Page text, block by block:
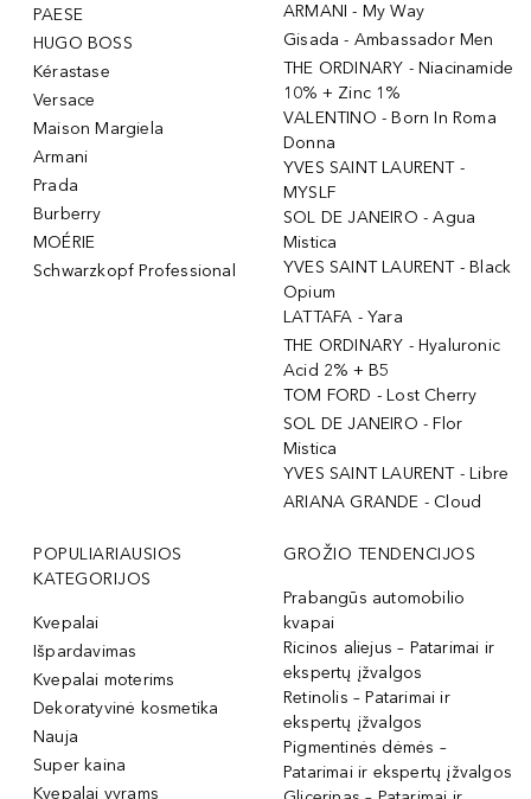
PAESE
HUGO BOSS
Kérastase
Versace
Maison Margiela
Armani
Prada
Burberry
MOÉRIE
Schwarzkopf Professional
ARMANI - My Way
Gisada - Ambassador Men
THE ORDINARY - Niacinamide
10% + Zinc 1%
VALENTINO - Born In Roma
Donna
YVES SAINT LAURENT -
MYSLF
SOL DE JANEIRO - Agua
Mistica
YVES SAINT LAURENT - Black
Opium
LATTAFA - Yara
THE ORDINARY - Hyaluronic
Acid 2% + B5
TOM FORD - Lost Cherry
SOL DE JANEIRO - Flor
Mistica
YVES SAINT LAURENT - Libre
ARIANA GRANDE - Cloud
POPULIARIAUSIOS
KATEGORIJOS
Kvepalai
Išpardavimas
Kvepalai moterims
Dekoratyvinė kosmetika
Nauja
Super kaina
Kvepalai vyrams
GROŽIO TENDENCIJOS
Prabangūs automobilio
kvapai
Ricinos aliejus – Patarimai ir
ekspertų įžvalgos
Retinolis – Patarimai ir
ekspertų įžvalgos
Pigmentinės dėmės –
Patarimai ir ekspertų įžvalgos